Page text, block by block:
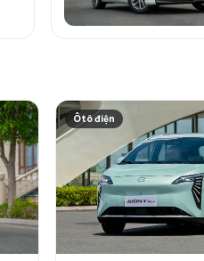
Aion Y Plus 2026
Ôtô điện